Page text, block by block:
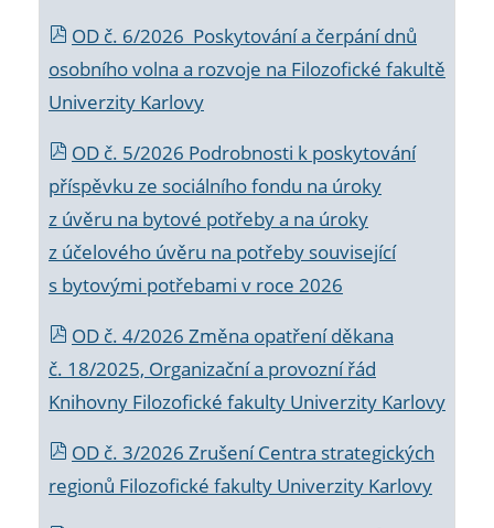
OD č. 6/2026 Poskytování a čerpání dnů
osobního volna a rozvoje na Filozofické fakultě
Univerzity Karlovy
OD č. 5/2026 Podrobnosti k poskytování
příspěvku ze sociálního fondu na úroky
z úvěru na bytové potřeby a na úroky
z účelového úvěru na potřeby související
s bytovými potřebami v roce 2026
OD č. 4/2026 Změna opatření děkana
č. 18/2025, Organizační a provozní řád
Knihovny Filozofické fakulty Univerzity Karlovy
OD č. 3/2026 Zrušení Centra strategických
regionů Filozofické fakulty Univerzity Karlovy